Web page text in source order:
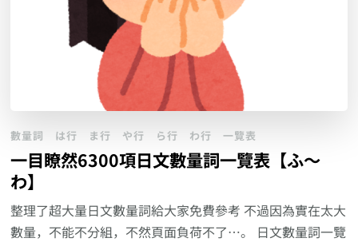
數量詞 は行 ま行 や行 ら行 わ行 一覽表
一目瞭然6300項日文數量詞一覽表【ふ～
わ】
整理了超大量日文數量詞給大家免費參考 不過因為實在太大
數量，不能不分組，不然頁面負荷不了…。 日文數量詞一覽